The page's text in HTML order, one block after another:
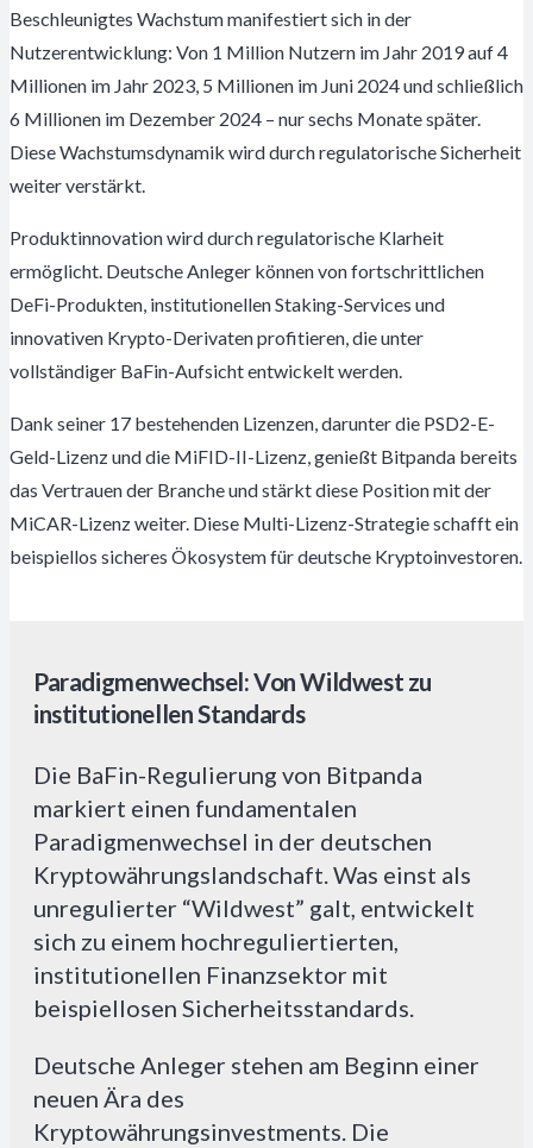
Beschleunigtes Wachstum manifestiert sich in der
Nutzerentwicklung: Von 1 Million Nutzern im Jahr 2019 auf 4
Millionen im Jahr 2023, 5 Millionen im Juni 2024 und schließlich
6 Millionen im Dezember 2024 – nur sechs Monate später.
Diese Wachstumsdynamik wird durch regulatorische Sicherheit
weiter verstärkt.
Produktinnovation wird durch regulatorische Klarheit
ermöglicht. Deutsche Anleger können von fortschrittlichen
DeFi-Produkten, institutionellen Staking-Services und
innovativen Krypto-Derivaten profitieren, die unter
vollständiger BaFin-Aufsicht entwickelt werden.
Dank seiner 17 bestehenden Lizenzen, darunter die PSD2-E-
Geld-Lizenz und die MiFID-II-Lizenz, genießt Bitpanda bereits
das Vertrauen der Branche und stärkt diese Position mit der
MiCAR-Lizenz weiter. Diese Multi-Lizenz-Strategie schafft ein
beispiellos sicheres Ökosystem für deutsche Kryptoinvestoren.
Paradigmenwechsel: Von Wildwest zu
institutionellen Standards
Die BaFin-Regulierung von Bitpanda
markiert einen fundamentalen
Paradigmenwechsel in der deutschen
Kryptowährungslandschaft. Was einst als
unregulierter “Wildwest” galt, entwickelt
sich zu einem hochreguliertierten,
institutionellen Finanzsektor mit
beispiellosen Sicherheitsstandards.
Deutsche Anleger stehen am Beginn einer
neuen Ära des
Kryptowährungsinvestments. Die